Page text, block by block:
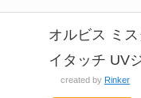
オルビス ミ
イタッチ UV
created by Rinker